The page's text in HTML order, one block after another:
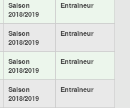
Saison
2018/2019
Entraîneur
Saison
2018/2019
Entraîneur
Saison
2018/2019
Entraîneur
Saison
2018/2019
Entraîneur